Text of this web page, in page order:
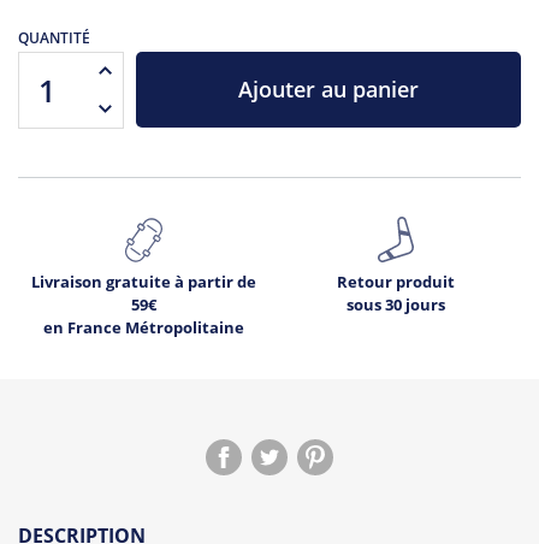
QUANTITÉ
Ajouter au panier
Livraison gratuite à partir de
59€
en France Métropolitaine
Retour produit
sous 30 jours
DESCRIPTION